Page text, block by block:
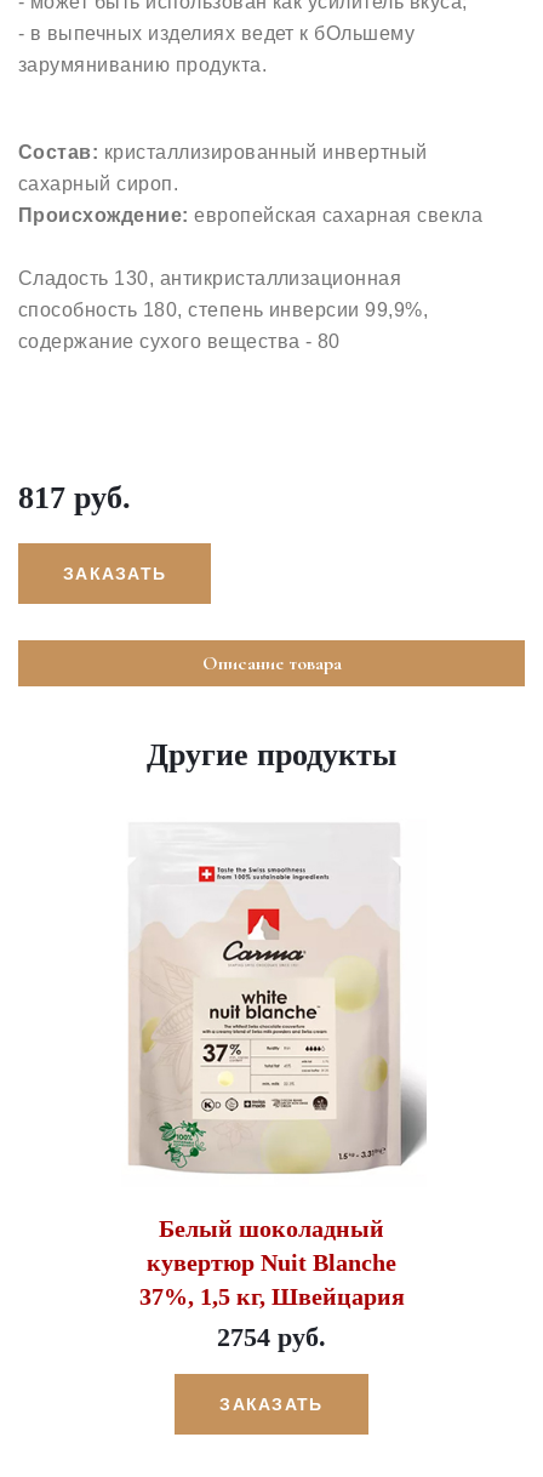
- в выпечных изделиях ведет к бОльшему
зарумяниванию продукта.
Состав: кристаллизированный инвертный
сахарный сироп.
Происхождение: европейская сахарная свекла
Сладость 130, антикристаллизационная
способность 180, степень инверсии 99,9%,
содержание сухого вещества - 80
817 руб.
ЗАКАЗАТЬ
Описание товара
Другие продукты
Белый шоколадный
кувертюр Nuit Blanche
37%, 1,5 кг, Швейцария
2754 руб.
ЗАКАЗАТЬ